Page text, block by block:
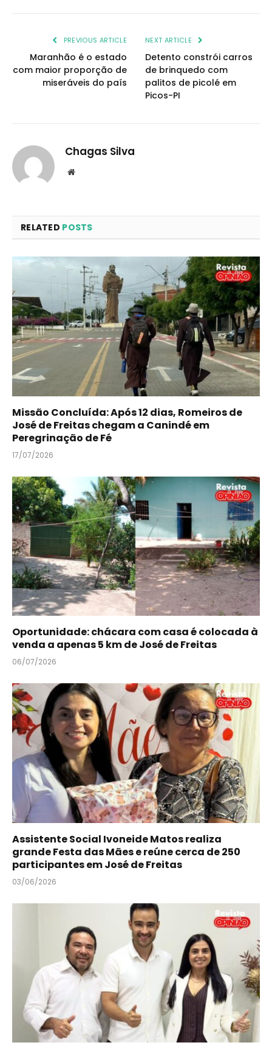
PREVIOUS ARTICLE
Maranhão é o estado
com maior proporção de
miseráveis do país
NEXT ARTICLE
Detento constrói carros
de brinquedo com
palitos de picolé em
Picos-PI
Chagas Silva
Website
RELATED POSTS
Missão Concluída: Após 12 dias, Romeiros de
José de Freitas chegam a Canindé em
Peregrinação de Fé
17/07/2026
Oportunidade: chácara com casa é colocada à
venda a apenas 5 km de José de Freitas
06/07/2026
Assistente Social Ivoneide Matos realiza
grande Festa das Mães e reúne cerca de 250
participantes em José de Freitas
03/06/2026